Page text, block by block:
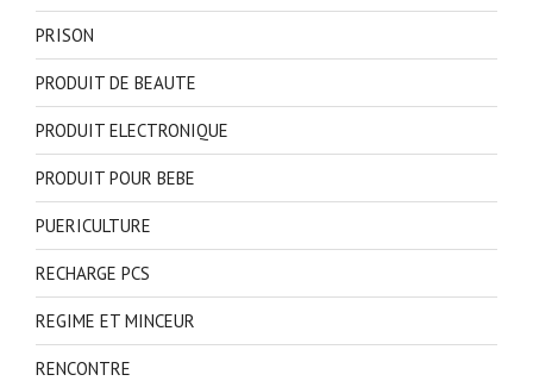
PRISON
PRODUIT DE BEAUTE
PRODUIT ELECTRONIQUE
PRODUIT POUR BEBE
PUERICULTURE
RECHARGE PCS
REGIME ET MINCEUR
RENCONTRE